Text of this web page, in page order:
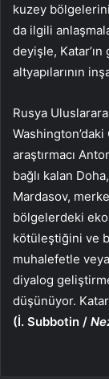
kuzey
da ilgili
deyişle,
altyapılarının
Rusya
araştırmacı
bağlı kalan
Mardasov,
bölgelerdeki
kötüleştiğini ve
muhalefetle
diyalog
düşünüyor.
(İ. Subbotin /